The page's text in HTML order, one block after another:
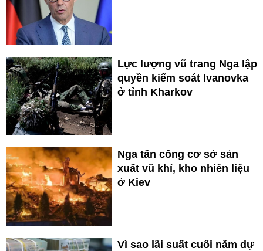
Lực lượng vũ trang Nga lập
quyền kiểm soát Ivanovka
ở tỉnh Kharkov
Nga tấn công cơ sở sản
xuất vũ khí, kho nhiên liệu
ở Kiev
Vì sao lãi suất cuối năm dự